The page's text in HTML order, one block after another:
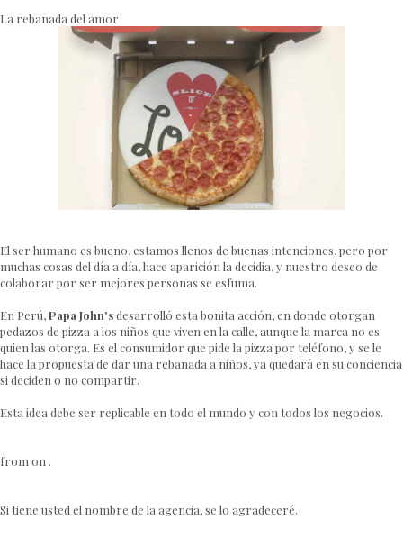
La rebanada del amor
El ser humano es bueno, estamos llenos de buenas intenciones, pero por
muchas cosas del día a día, hace aparición la decidia, y nuestro deseo de
colaborar por ser mejores personas se esfuma.
En Perú,Papa John'sdesarrolló esta bonita acción, en donde otorgan
pedazos de pizza a los niños que viven en la calle, aunque la marca no es
quien las otorga. Es el consumidor que pide la pizza por teléfono, y se le
hace la propuesta de dar una rebanada a niños, ya quedará en su conciencia
si deciden o no compartir.
Esta idea debe ser replicable en todo el mundo y con todos los negocios.
from on .
Si tiene usted el nombre de la agencia, se lo agradeceré.